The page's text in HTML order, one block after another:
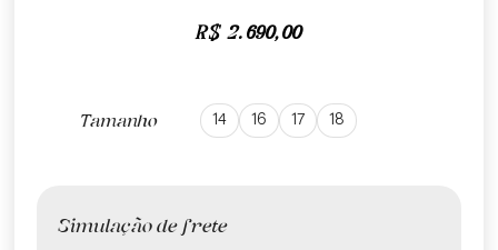
R$ 2.690,00
Tamanho 14 16 17 18
Simulação de frete